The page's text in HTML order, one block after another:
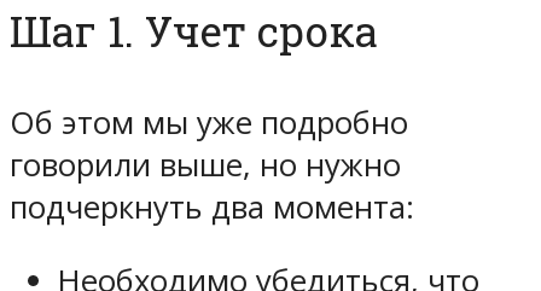
Шаг 1. Учет срока
Об этом мы уже подробно
говорили выше, но нужно
подчеркнуть два момента:
Необходимо убедиться, что